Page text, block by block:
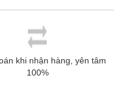
khi nhận hàng, yên tâm
100%